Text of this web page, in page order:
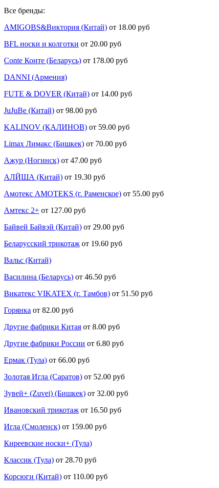
Все бренды:
AMIGOBS&Виктория (Китай) от 18.00 руб
BFL носки и колготки от 20.00 руб
Conte Конте (Беларусь) от 178.00 руб
DANNI (Армения)
FUTE & DOVER (Китай) от 14.00 руб
JuJuBe (Китай) от 98.00 руб
KALINOV (КАЛИНОВ) от 59.00 руб
Limax Лимакс (Бишкек) от 70.00 руб
Ажур (Ногинск) от 47.00 руб
АЛЙША (Китай) от 19.30 руб
Амотекс AMOTEKS (г. Раменское) от 55.00 руб
Амтекс 2+ от 127.00 руб
Байвей Байвэй (Китай) от 29.00 руб
Беларусский трикотаж от 19.60 руб
Вальс (Китай)
Василина (Беларусь) от 46.50 руб
Викатекс VIKATEX (г. Тамбов) от 51.50 руб
Горянка от 82.00 руб
Другие фабрики Китая от 8.00 руб
Другие фабрики России от 6.80 руб
Ермак (Тула) от 66.00 руб
Золотая Игла (Саратов) от 52.00 руб
Зувей+ (Zuvei) (Бишкек) от 32.00 руб
Ивановский трикотаж от 16.50 руб
Игла (Смоленск) от 159.00 руб
Киреевские носки+ (Тула)
Классик (Тула) от 28.70 руб
Корсюги (Китай) от 110.00 руб